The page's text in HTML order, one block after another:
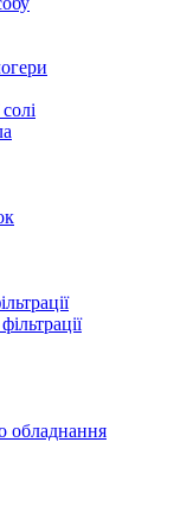
обладнання